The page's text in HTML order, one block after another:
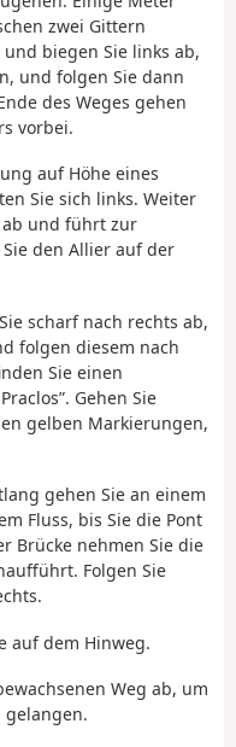
zwei Gittern
biegen Sie links ab,
und folgen Sie dann
des Weges gehen
vorbei.
auf Höhe eines
Sie sich links. Weiter
und führt zur
Sie den Allier auf der
scharf nach rechts ab,
folgen diesem nach
Sie einen
Gehen Sie
gelben Markierungen,
gehen Sie an einem
Fluss, bis Sie die Pont
Brücke nehmen Sie die
Folgen Sie
auf dem Hinweg.
Weg ab, um
gelangen.